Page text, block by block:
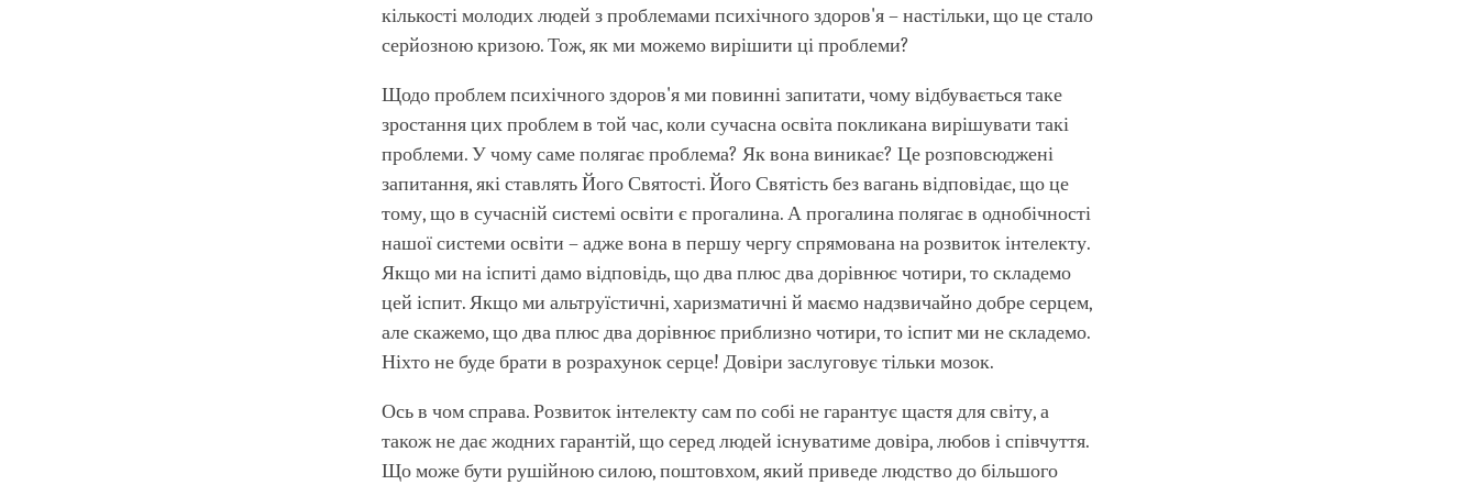
кількості молодих людей з проблемами психічного здоров'я – настільки, що це стало
серйозною кризою. Тож, як ми можемо вирішити ці проблеми?
Щодо проблем психічного здоров'я ми повинні запитати, чому відбувається таке
зростання цих проблем в той час, коли сучасна освіта покликана вирішувати такі
проблеми. У чому саме полягає проблема? Як вона виникає? Це розповсюджені
запитання, які ставлять Його Святості. Його Святість без вагань відповідає, що це
тому, що в сучасній системі освіти є прогалина. А прогалина полягає в однобічності
нашої системи освіти – адже вона в першу чергу спрямована на розвиток інтелекту.
Якщо ми на іспиті дамо відповідь, що два плюс два дорівнює чотири, то складемо
цей іспит. Якщо ми альтруїстичні, харизматичні й маємо надзвичайно добре серцем,
але скажемо, що два плюс два дорівнює приблизно чотири, то іспит ми не складемо.
Ніхто не буде брати в розрахунок серце! Довіри заслуговує тільки мозок.
Ось в чом справа. Розвиток інтелекту сам по собі не гарантує щастя для світу, а
також не дає жодних гарантій, що серед людей існуватиме довіра, любов і співчуття.
Що може бути рушійною силою, поштовхом, який приведе людство до більшого